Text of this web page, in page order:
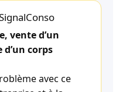
vente d’un
corps
avec ce